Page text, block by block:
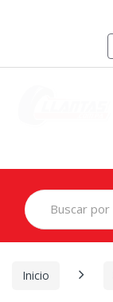
Search
for:
Inicio